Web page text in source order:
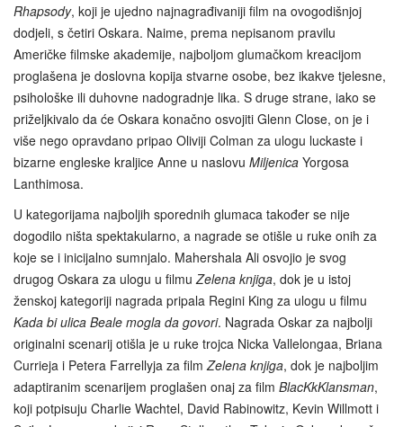
Rhapsody, koji je ujedno najnagrađivaniji film na ovogodišnjoj
dodjeli, s četiri Oskara. Naime, prema nepisanom pravilu
Američke filmske akademije, najboljom glumačkom kreacijom
proglašena je doslovna kopija stvarne osobe, bez ikakve tjelesne,
psihološke ili duhovne nadogradnje lika. S druge strane, iako se
priželjkivalo da će Oskara konačno osvojiti Glenn Close, on je i
više nego opravdano pripao Oliviji Colman za ulogu luckaste i
bizarne engleske kraljice Anne u naslovu Miljenica Yorgosa
Lanthimosa.
U kategorijama najboljih sporednih glumaca također se nije
dogodilo ništa spektakularno, a nagrade se otišle u ruke onih za
koje se i inicijalno sumnjalo. Mahershala Ali osvojio je svog
drugog Oskara za ulogu u filmu Zelena knjiga, dok je u istoj
ženskoj kategoriji nagrada pripala Regini King za ulogu u filmu
Kada bi ulica Beale mogla da govori. Nagrada Oskar za najbolji
originalni scenarij otišla je u ruke trojca Nicka Vallelongaa, Briana
Currieja i Petera Farrellyja za film Zelena knjiga, dok je najboljim
adaptiranim scenarijem proglašen onaj za film BlacKkKlansman,
koji potpisuju Charlie Wachtel, David Rabinowitz, Kevin Willmott i